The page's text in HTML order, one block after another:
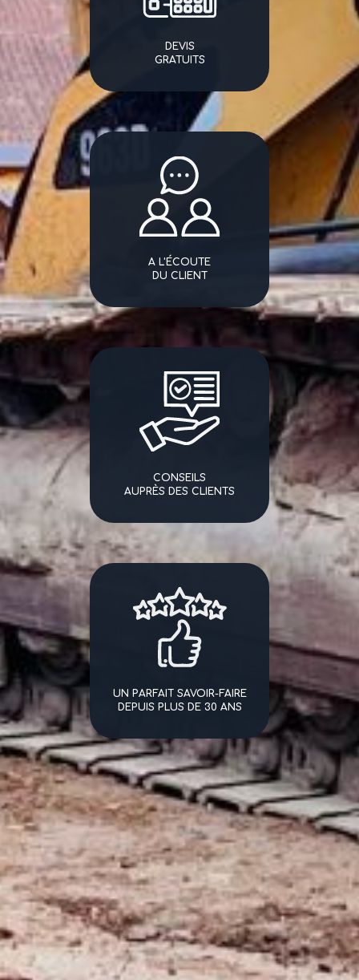
DEVIS
GRATUITS
A L'ÉCOUTE
DU CLIENT
CONSEILS
AUPRÈS DES CLIENTS
UN PARFAIT SAVOIR-FAIRE
DEPUIS PLUS DE 30 ANS